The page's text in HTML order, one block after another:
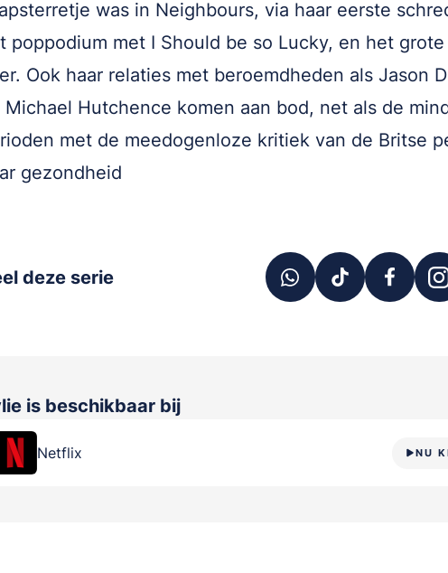
was in Neighbours, via haar eerste
poppodium met I Should be so Lucky, en het
Ook haar relaties met beroemdheden als Jason
Michael Hutchence komen aan bod, net als de
met de meedogenloze kritiek van de Britse
gezondheid
deze serie
is beschikbaar bij
Netflix NU